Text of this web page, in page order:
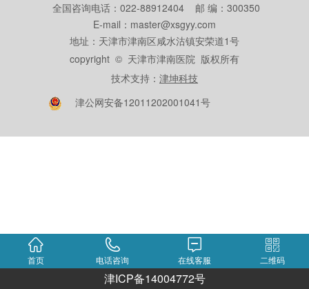
全国咨询电话：022-88912404 邮 编：300350
E-mail：master@xsgyy.com
地址：天津市津南区咸水沽镇安荣道1号
copyright © 天津市津南医院 版权所有
技术支持： 津坤科技
津公网安备12011202001041号
首页 电话咨询 在线客服 二维码
津ICP备14004772号